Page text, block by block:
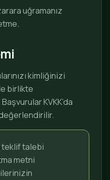
uğramanız
kimliğinizi
birlikte
Başvurular KVKK’da
teklif talebi
metni